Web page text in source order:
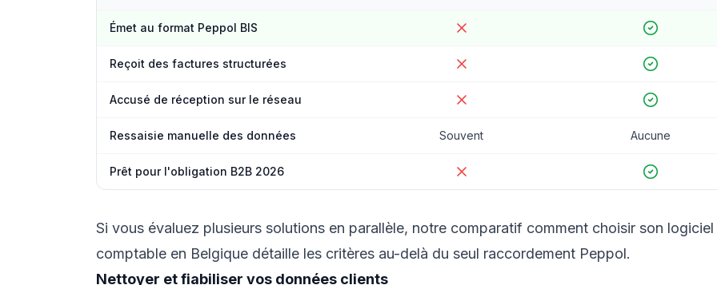
Émet au format Peppol BIS
Reçoit des factures structurées
Accusé de réception sur le réseau
Ressaisie manuelle des données Souvent Aucune
Prêt pour l'obligation B2B 2026
Si vous évaluez plusieurs solutions en parallèle, notre comparatif comment choisir son logiciel
comptable en Belgique détaille les critères au-delà du seul raccordement Peppol.
Nettoyer et fiabiliser vos données clients